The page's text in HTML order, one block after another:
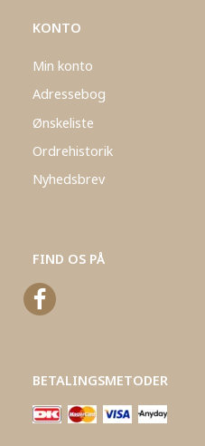
KONTO
Min konto
Adressebog
Ønskeliste
Ordrehistorik
Nyhedsbrev
FIND OS PÅ
BETALINGSMETODER